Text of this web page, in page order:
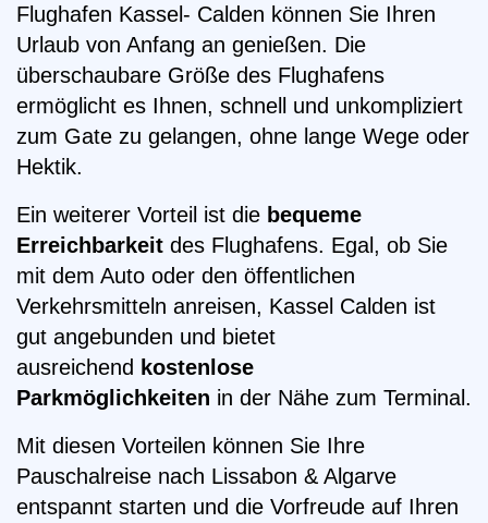
Flughafen Kassel- Calden können Sie Ihren
Urlaub von Anfang an genießen. Die
überschaubare Größe des Flughafens
ermöglicht es Ihnen, schnell und unkompliziert
zum Gate zu gelangen, ohne lange Wege oder
Hektik.
Ein weiterer Vorteil ist die bequeme
Erreichbarkeit des Flughafens. Egal, ob Sie
mit dem Auto oder den öffentlichen
Verkehrsmitteln anreisen, Kassel Calden ist
gut angebunden und bietet
ausreichend kostenlose
Parkmöglichkeiten in der Nähe zum Terminal.
Mit diesen Vorteilen können Sie Ihre
Pauschalreise nach Lissabon & Algarve
entspannt starten und die Vorfreude auf Ihren